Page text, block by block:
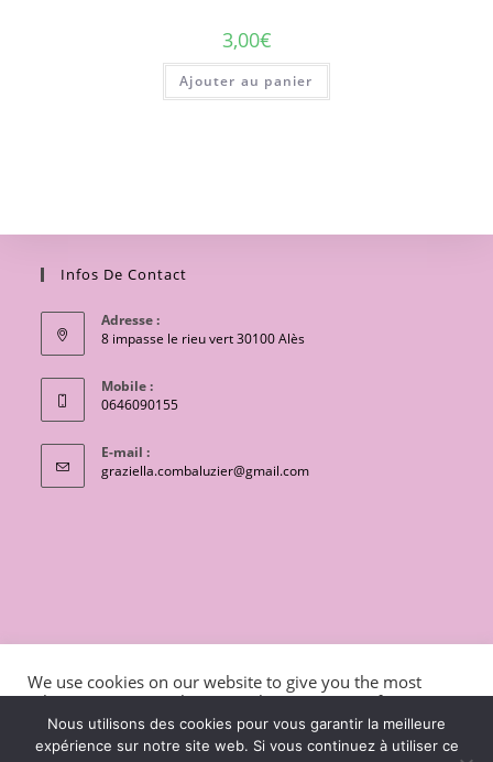
3,00€
Ajouter au panier
Infos De Contact
Adresse :
8 impasse le rieu vert 30100 Alès
Mobile :
0646090155
E-mail :
graziella.combaluzier@gmail.comS’ouvre
CONTACT
Conditions générales de vente
Mentions légales et politique de confidentialité
Livraisons
charte de protection des données personnelles
We use cookies on our website to give you the most
relevant experience by remembering your preferences
and repeat visits. By clicking “Accept”, you consent to the
use of ALL the cookies.
Nous utilisons des cookies pour vous garantir la meilleure
expérience sur notre site web. Si vous continuez à utiliser ce